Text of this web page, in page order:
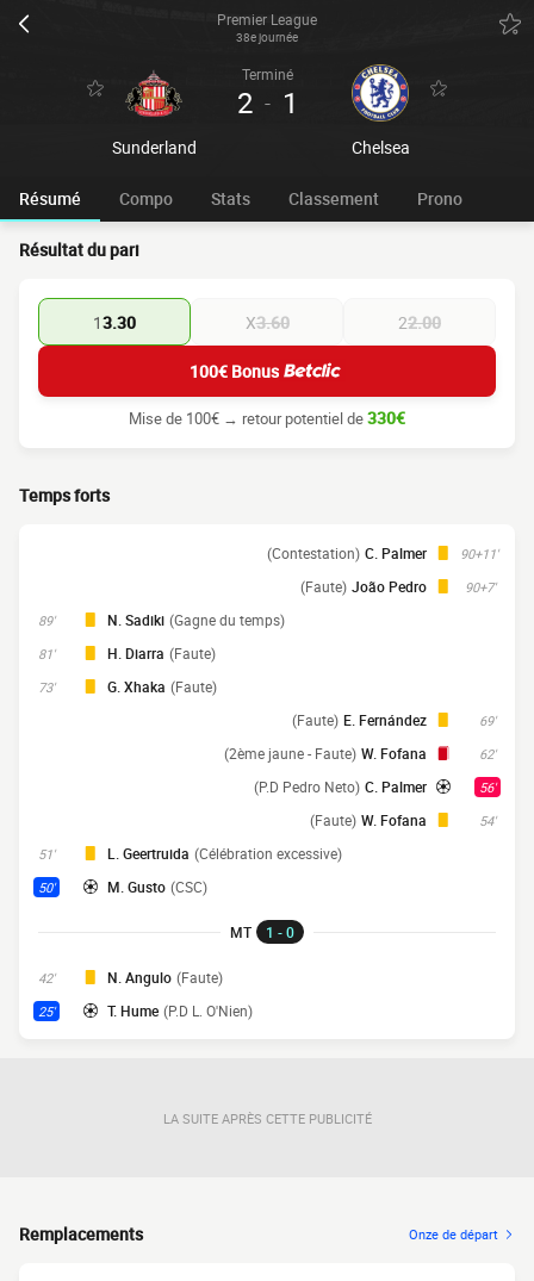
Premier League
38e journée
Sunderland
Terminé
2 - 1
Chelsea
Résumé Compo Stats Classement Prono
Résultat du pari
13.30 X3.60 22.00
100€ Bonus
Mise de 100€ → retour potentiel de330€
Temps forts
90+11'
C. Palmer
(Contestation)
90+7'
João Pedro
(Faute)
89' N. Sadiki (Gagne du temps)
81' H. Diarra (Faute)
73' G. Xhaka (Faute)
69'
E. Fernández
(Faute)
62'
W. Fofana
(2ème jaune - Faute)
56'
C. Palmer
(P.D Pedro Neto)
54'
W. Fofana
(Faute)
51' L. Geertruida (Célébration excessive)
50' M. Gusto (CSC)
MT 1 - 0
42' N. Angulo (Faute)
25' T. Hume (P.D L. O'Nien)
LA SUITE APRÈS CETTE PUBLICITÉ
Remplacements Onze de départ